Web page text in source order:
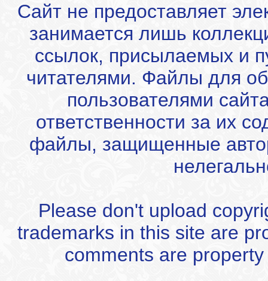
Сайт не предоставляет
занимается лишь
ссылок, присылаемых и
читателями. Файлы для
пользователями
ответственности за их
файлы, защищенные
Please don't upload
trademarks in this site are
comments are